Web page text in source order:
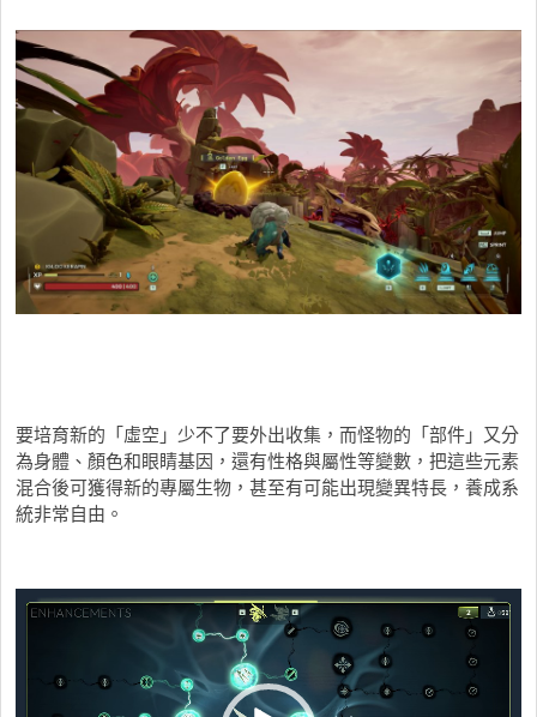
要培育新的「虛空」少不了要外出收集，而怪物的「部件」又分
為身體、顏色和眼睛基因，還有性格與屬性等變數，把這些元素
混合後可獲得新的專屬生物，甚至有可能出現變異特長，養成系
統非常自由。
視